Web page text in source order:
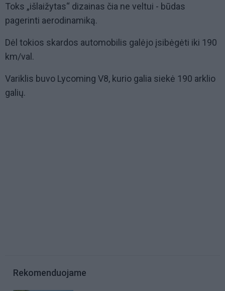
Toks „išlaižytas“ dizainas čia ne veltui - būdas
pagerinti aerodinamiką.
Dėl tokios skardos automobilis galėjo įsibėgėti iki 190
km/val.
Variklis buvo Lycoming V8, kurio galia siekė 190 arklio
galių.
Rekomenduojame